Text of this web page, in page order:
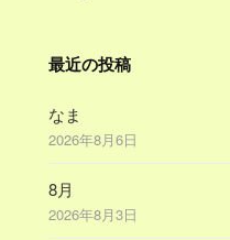
最近の投稿
なま
2026年8月6日
8月
2026年8月3日